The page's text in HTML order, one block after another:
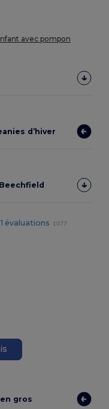
avec pompon
d’hiver
évaluations
1077
gros